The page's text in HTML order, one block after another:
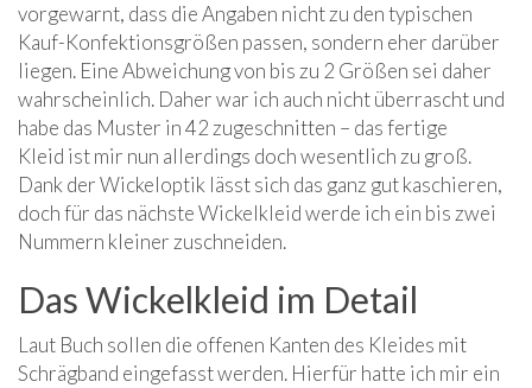
vorgewarnt, dass die Angaben nicht zu den typischen
Kauf-Konfektionsgrößen passen, sondern eher darüber
liegen. Eine Abweichung von bis zu 2 Größen sei daher
wahrscheinlich. Daher war ich auch nicht überrascht und
habe das Muster in 42 zugeschnitten – das fertige
Kleid ist mir nun allerdings doch wesentlich zu groß.
Dank der Wickeloptik lässt sich das ganz gut kaschieren,
doch für das nächste Wickelkleid werde ich ein bis zwei
Nummern kleiner zuschneiden.
Das Wickelkleid im Detail
Laut Buch sollen die offenen Kanten des Kleides mit
Schrägband eingefasst werden. Hierfür hatte ich mir ein